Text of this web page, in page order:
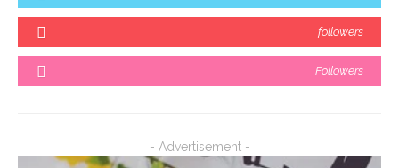
followers
Followers
- Advertisement -